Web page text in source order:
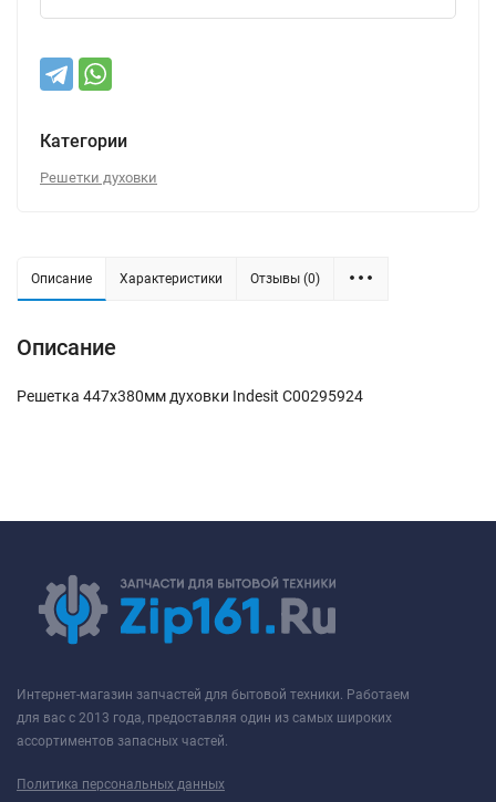
Категории
Решетки духовки
Описание Характеристики Отзывы (0)
Описание
Решетка 447x380мм духовки Indesit C00295924
Интернет-магазин запчастей для бытовой техники. Работаем
для вас с 2013 года, предоставляя один из самых широких
ассортиментов запасных частей.
Политика персональных данных